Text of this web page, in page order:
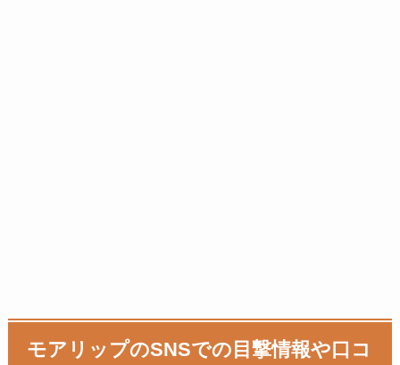
モアリップのSNSでの目撃情報や口コ